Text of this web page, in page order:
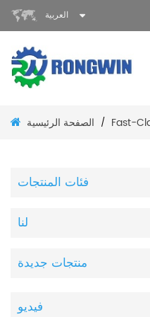
العربية
الصفحة الرئيسية / Fast-
فئات المنتجات
لنا
منتجات جديدة
فيديو